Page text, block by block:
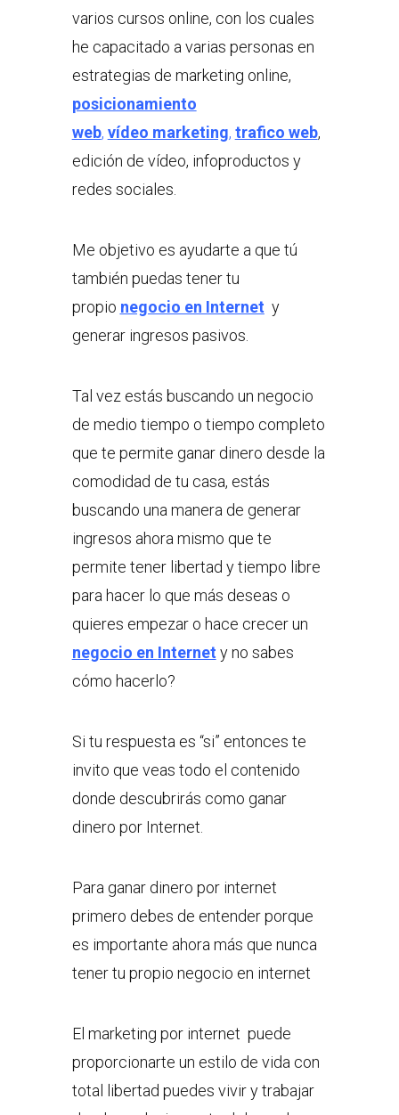
varios cursos online, con los cuales
he capacitado a varias personas en
estrategias de marketing online,
posicionamiento
web, vídeo marketing, trafico web,
edición de vídeo, infoproductos y
redes sociales.
Me objetivo es ayudarte a que tú
también puedas tener tu
propio negocio en Internet y
generar ingresos pasivos.
Tal vez estás buscando un negocio
de medio tiempo o tiempo completo
que te permite ganar dinero desde la
comodidad de tu casa, estás
buscando una manera de generar
ingresos ahora mismo que te
permite tener libertad y tiempo libre
para hacer lo que más deseas o
quieres empezar o hace crecer un
negocio en Internet y no sabes
cómo hacerlo?
Si tu respuesta es “si” entonces te
invito que veas todo el contenido
donde descubrirás como ganar
dinero por Internet.
Para ganar dinero por internet
primero debes de entender porque
es importante ahora más que nunca
tener tu propio negocio en internet
El marketing por internet puede
proporcionarte un estilo de vida con
total libertad puedes vivir y trabajar